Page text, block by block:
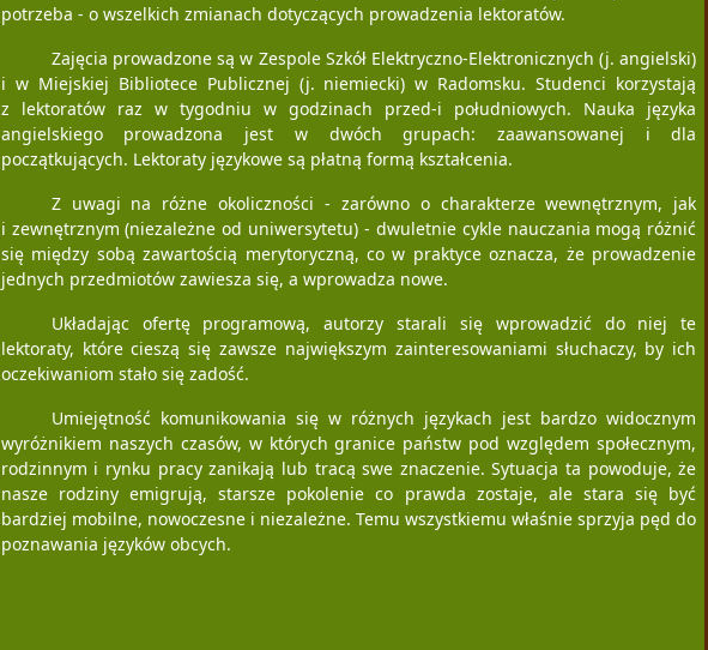
potrzeba - o wszelkich zmianach dotyczących prowadzenia lektoratów.
Zajęcia prowadzone są w Zespole Szkół Elektryczno-Elektronicznych (j. angielski)
i w Miejskiej Bibliotece Publicznej (j. niemiecki) w Radomsku. Studenci korzystają
z lektoratów raz w tygodniu w godzinach przed-i południowych. Nauka języka
angielskiego prowadzona jest w dwóch grupach: zaawansowanej i dla
początkujących. Lektoraty językowe są płatną formą kształcenia.
Z uwagi na różne okoliczności - zarówno o charakterze wewnętrznym, jak
i zewnętrznym (niezależne od uniwersytetu) - dwuletnie cykle nauczania mogą różnić
się między sobą zawartością merytoryczną, co w praktyce oznacza, że prowadzenie
jednych przedmiotów zawiesza się, a wprowadza nowe.
Układając ofertę programową, autorzy starali się wprowadzić do niej te
lektoraty, które cieszą się zawsze największym zainteresowaniami słuchaczy, by ich
oczekiwaniom stało się zadość.
Umiejętność komunikowania się w różnych językach jest bardzo widocznym
wyróżnikiem naszych czasów, w których granice państw pod względem społecznym,
rodzinnym i rynku pracy zanikają lub tracą swe znaczenie. Sytuacja ta powoduje, że
nasze rodziny emigrują, starsze pokolenie co prawda zostaje, ale stara się być
bardziej mobilne, nowoczesne i niezależne. Temu wszystkiemu właśnie sprzyja pęd do
poznawania języków obcych.